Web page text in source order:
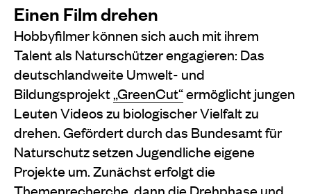
Einen Film drehen
Hobbyfilmer können sich auch mit ihrem
Talent als Naturschützer engagieren: Das
deutschlandweite Umwelt- und
Bildungsprojekt„GreenCut“ermöglicht jungen
Leuten Videos zu biologischer Vielfalt zu
drehen. Gefördert durch das Bundesamt für
Naturschutz setzen Jugendliche eigene
Projekte um. Zunächst erfolgt die
Themenrecherche, dann die Drehphase und